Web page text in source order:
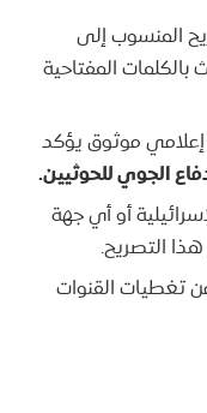
المنسوب إلى
المفتاحية
موثوق يؤكد
الجوي للحوثيين.
أو أي جهة
التصريح.
تغطيات القنوات